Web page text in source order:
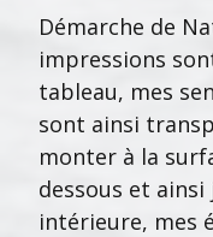
Démarche de
impressions
tableau, mes
sont ainsi
monter à la
dessous et
intérieure, mes